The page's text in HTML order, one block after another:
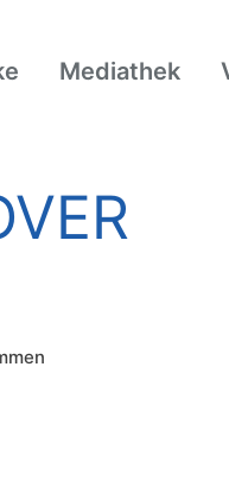
Mediathek